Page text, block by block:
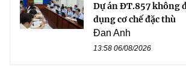
Dự án ĐT.857 không
dụng cơ chế đặc thù
Đan Anh
13:58 06/08/2026